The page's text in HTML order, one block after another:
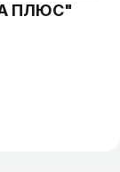
ПЛЮС"